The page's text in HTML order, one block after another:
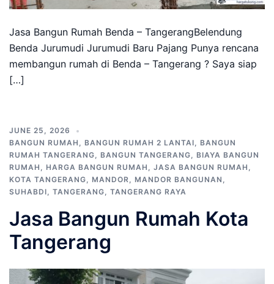
Jasa Bangun Rumah Benda – TangerangBelendung
Benda Jurumudi Jurumudi Baru Pajang Punya rencana
membangun rumah di Benda – Tangerang ? Saya siap
[…]
JUNE 25, 2026
BANGUN RUMAH , BANGUN RUMAH 2 LANTAI, BANGUN
RUMAH TANGERANG, BANGUN TANGERANG, BIAYA BANGUN
RUMAH , HARGA BANGUN RUMAH , JASA BANGUN RUMAH ,
KOTA TANGERANG, MANDOR, MANDOR BANGUNAN ,
SUHABDI, TANGERANG, TANGERANG RAYA
Jasa Bangun Rumah Kota
Tangerang